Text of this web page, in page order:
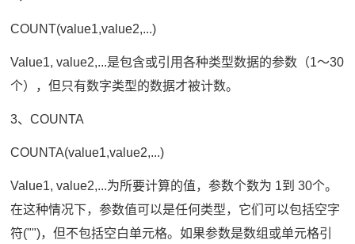
COUNT(value1,value2,...)
Value1, value2,...是包含或引用各种类型数据的参数（1～30
个），但只有数字类型的数据才被计数。
3、COUNTA
COUNTA(value1,value2,...)
Value1, value2,...为所要计算的值，参数个数为 1到 30个。
在这种情况下，参数值可以是任何类型，它们可以包括空字
符("")，但不包括空白单元格。如果参数是数组或单元格引